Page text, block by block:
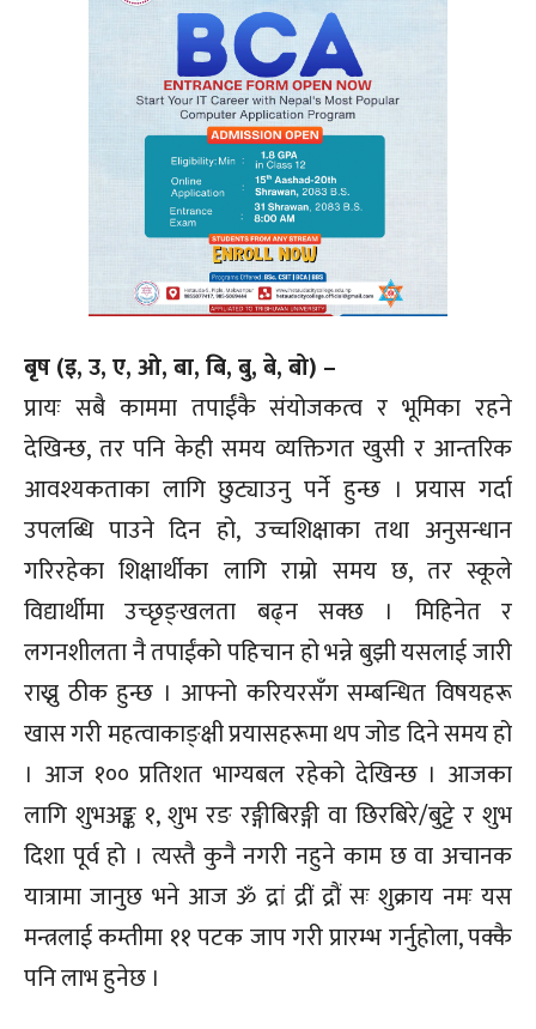
बृष (इ, उ, ए, ओ, बा, बि, बु, बे, बो) –
प्रायः सबै काममा तपाईंकै संयोजकत्व र भूमिका रहने
देखिन्छ, तर पनि केही समय व्यक्तिगत खुसी र आन्तरिक
आवश्यकताका लागि छुट्याउनु पर्ने हुन्छ । प्रयास गर्दा
उपलब्धि पाउने दिन हो, उच्चशिक्षाका तथा अनुसन्धान
गरिरहेका शिक्षार्थीका लागि राम्रो समय छ, तर स्कूले
विद्यार्थीमा उच्छृङ्खलता बढ्न सक्छ । मिहिनेत र
लगनशीलता नै तपाईंको पहिचान हो भन्ने बुझी यसलाई जारी
राख्नु ठीक हुन्छ । आफ्नो करियरसँग सम्बन्धित विषयहरू
खास गरी महत्वाकाङ्क्षी प्रयासहरूमा थप जोड दिने समय हो
। आज १०० प्रतिशत भाग्यबल रहेको देखिन्छ । आजका
लागि शुभअङ्क १, शुभ रङ रङ्गीबिरङ्गी वा छिरबिरे/बुट्टे र शुभ
दिशा पूर्व हो । त्यस्तै कुनै नगरी नहुने काम छ वा अचानक
यात्रामा जानुछ भने आज ॐ द्रां द्रीं द्रौं सः शुक्राय नमः यस
मन्त्रलाई कम्तीमा ११ पटक जाप गरी प्रारम्भ गर्नुहोला, पक्कै
पनि लाभ हुनेछ ।